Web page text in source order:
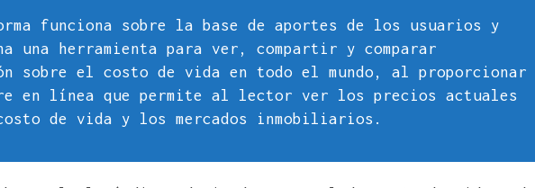
funciona sobre la base de aportes de los usuarios y
una herramienta para ver, compartir y comparar
sobre el costo de vida en todo el mundo, al proporcionar
en línea que permite al lector ver los precios actuales
de vida y los mercados inmobiliarios.